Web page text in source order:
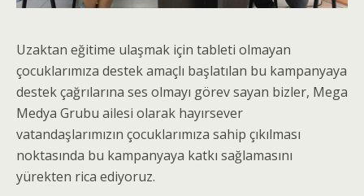
Uzaktan eğitime ulaşmak için tableti olmayan
çocuklarımıza destek amaçlı başlatılan bu kampanyaya
destek çağrılarına ses olmayı görev sayan bizler, Mega
Medya Grubu ailesi olarak hayırsever
vatandaşlarımızın çocuklarımıza sahip çıkılması
noktasında bu kampanyaya katkı sağlamasını
yürekten rica ediyoruz.